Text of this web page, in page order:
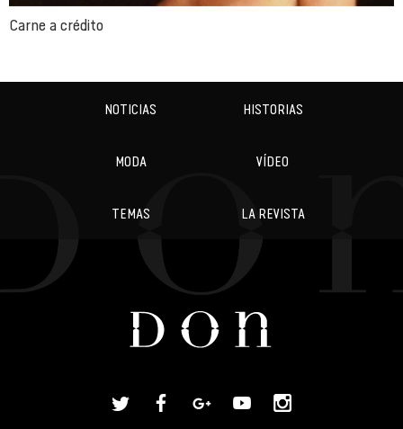
Carne a crédito
NOTICIAS HISTORIAS
MODA VÍDEO
TEMAS LA REVISTA